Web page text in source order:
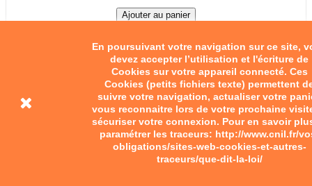
En poursuivant votre navigation sur ce site,
devez accepter l’utilisation et l'écriture de
Cookies sur votre appareil connecté. Ces
Cookies (petits fichiers texte) permettent
suivre votre navigation, actualiser votre
vous reconnaitre lors de votre prochaine
sécuriser votre connexion. Pour en savoir
paramétrer les traceurs: http://www.cnil.fr/
obligations/sites-web-cookies-et-autres-
traceurs/que-dit-la-loi/
Ajouter au panier